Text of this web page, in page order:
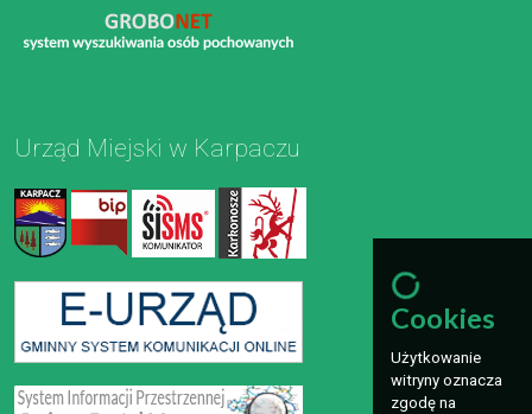
Urząd Miejski w Karpaczu
Cookies
Użytkowanie
witryny oznacza
zgodę na